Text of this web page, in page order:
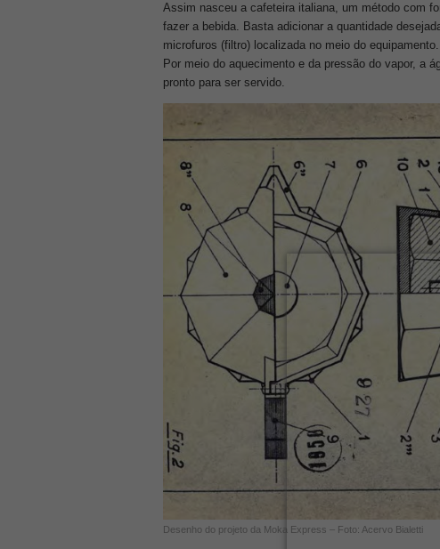
Assim nasceu a cafeteira italiana, um método com
fazer a bebida. Basta adicionar a quantidade
microfuros (filtro) localizada no meio do
Por meio do aquecimento e da pressão do vapor, a
pronto para ser servido.
Desenho do projeto da Moka Express – Foto: Acervo Bialetti